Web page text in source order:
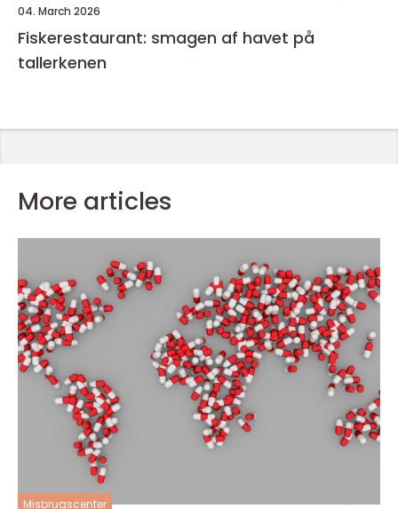
04. March 2026
Fiskerestaurant: smagen af havet på
tallerkenen
More articles
Misbrugscenter